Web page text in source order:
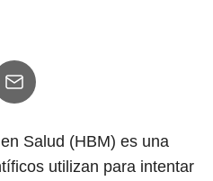
Salud (HBM) es una
utilizan para intentar